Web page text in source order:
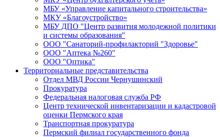
МБУ «Управление капитального строительства»
МКУ «Благоустройство»
МБУ ДПО "Центр развития молодежной политики
и системы образования"
ООО "Санаторий-профилакторий "Здоровье"
ООО "Аптека №260"
ООО "Оптика"
Территориальные представительства
Отдел МВД России Чернушинский
Прокуратура
Федеральная налоговая служба РФ
Центр технической инвентаризации и кадастровой
оценки Пермского края
Транспортная прокуратура
Пермский филиал государственного фонда